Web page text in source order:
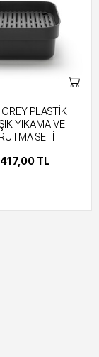
PLASTİK
YIKAMA VE
SETİ
TL